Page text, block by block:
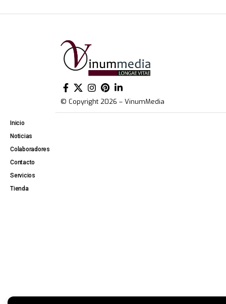
© Copyright 2026 – VinumMedia
Inicio
Noticias
Colaboradores
Contacto
Servicios
Tienda